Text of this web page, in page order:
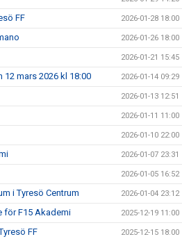
FF 2026-01-28 18:00
2026-01-26 18:00
2026-01-21 15:45
12 mars 2026 kl 18:00 2026-01-14 09:29
2026-01-13 12:51
2026-01-11 11:00
2026-01-10 22:00
2026-01-07 23:31
2026-01-05 16:52
i Tyresö Centrum 2026-01-04 23:12
för F15 Akademi 2025-12-19 11:00
FF 2025-12-15 18:00